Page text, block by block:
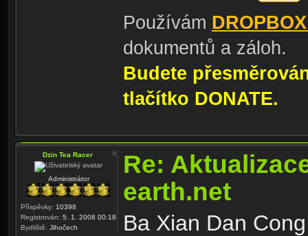
Používám
dokumentů a záloh.
Budete
tlačítko DONATE.
Dzin Tea Racer
Administrátor
Příspěvky: 10398
Registrován: 5. 1. 2008 00:18
Bydliště: Jihočech
Re:
earth.net
Ba Xian Dan